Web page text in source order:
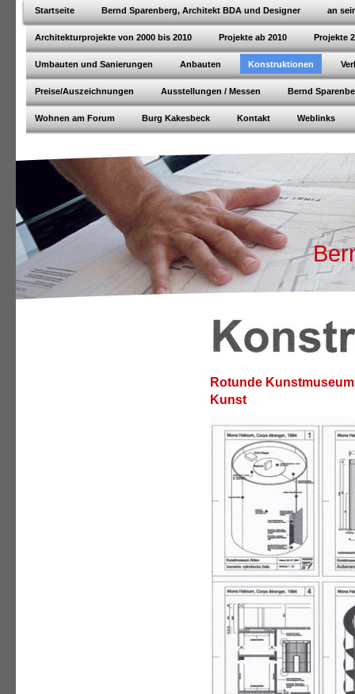
Startseite Bernd Sparenberg, Architekt BDA und Designer an
Architekturprojekte von 2000 bis 2010 Projekte ab 2010 Projekte
Umbauten und Sanierungen Anbauten Konstruktionen
Preise/Auszeichnungen Ausstellungen / Messen Bernd
Wohnen am Forum Burg Kakesbeck Kontakt Weblinks
Rotunde
Kunst